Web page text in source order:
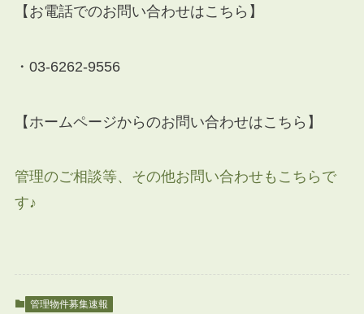
【お電話でのお問い合わせはこちら】
・03-6262-9556
【ホームページからのお問い合わせはこちら】
管理のご相談等、その他お問い合わせもこちらで
す♪
管理物件募集速報